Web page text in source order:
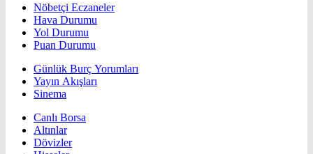
Nöbetçi Eczaneler
Hava Durumu
Yol Durumu
Puan Durumu
Günlük Burç Yorumları
Yayın Akışları
Sinema
Canlı Borsa
Altınlar
Dövizler